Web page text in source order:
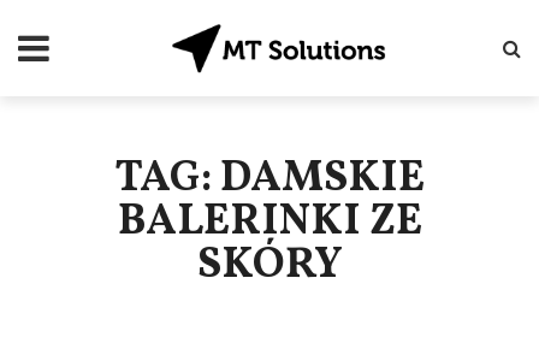
TAG: DAMSKIE
BALERINKI ZE
SKÓRY